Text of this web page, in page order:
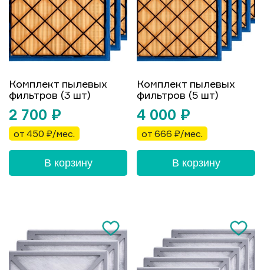
Комплект пылевых
фильтров (3 шт)
2 700 ₽
от 450 ₽/мес.
В корзину
Комплект пылевых
фильтров (5 шт)
4 000 ₽
от 666 ₽/мес.
В корзину